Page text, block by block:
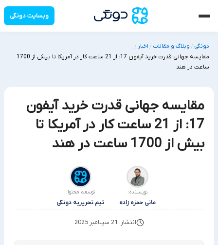
وبسایت دونگی
دونگی /وبلاگ و مقالات /اخبار /
مقایسه جهانی قدرت خرید آیفون 17: از 21 ساعت کار در آمریکا تا بیش از 1700
ساعت در هند
مقایسه جهانی قدرت خرید آیفون
17: از 21 ساعت کار در آمریکا تا
بیش از 1700 ساعت در هند
نویسنده:
مانی حمزه زاده
توسعه محتوا:
تیم تحریریه دونگی
انتشار: 21 سپتامبر 2025